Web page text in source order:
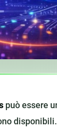
può essere